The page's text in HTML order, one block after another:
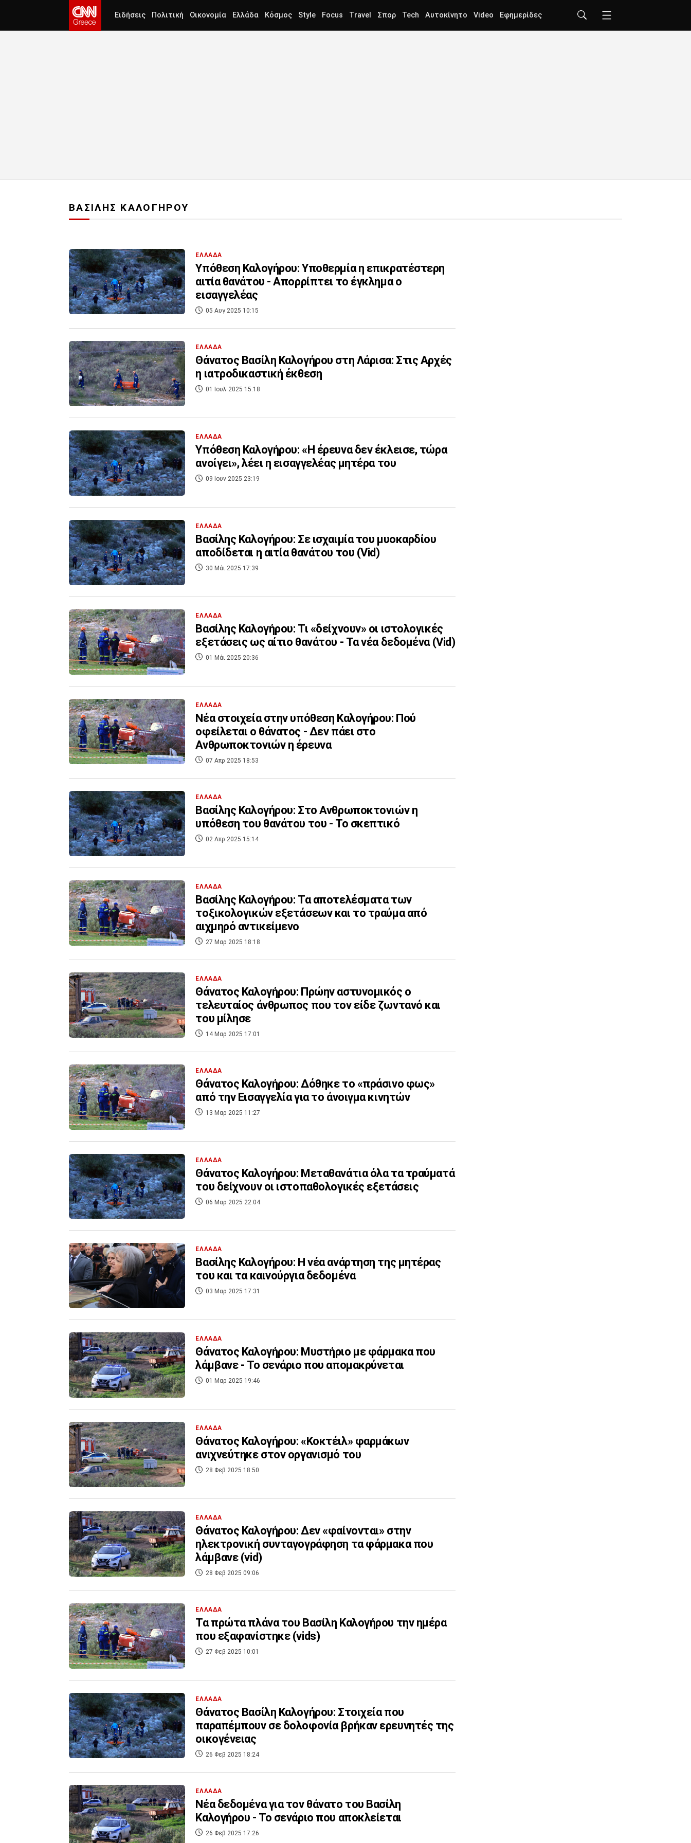
Ειδήσεις Πολιτική Οικονομία Ελλάδα Κόσμος Style Focus Travel Σπορ Tech Αυτοκίνητο Video Εφημερίδες
ΒΑΣΙΛΗΣ ΚΑΛΟΓΗΡΟΥ
ΕΛΛΑΔΑ
Υπόθεση Καλογήρου: Υποθερμία η επικρατέστερη
αιτία θανάτου - Απορρίπτει το έγκλημα ο
εισαγγελέας
05 Αυγ 2025 10:15
ΕΛΛΑΔΑ
Θάνατος Βασίλη Καλογήρου στη Λάρισα: Στις Αρχές
η ιατροδικαστική έκθεση
01 Ιουλ 2025 15:18
ΕΛΛΑΔΑ
Υπόθεση Καλογήρου: «Η έρευνα δεν έκλεισε, τώρα
ανοίγει», λέει η εισαγγελέας μητέρα του
09 Ιουν 2025 23:19
ΕΛΛΑΔΑ
Βασίλης Καλογήρου: Σε ισχαιμία του μυοκαρδίου
αποδίδεται η αιτία θανάτου του (Vid)
30 Μάι 2025 17:39
ΕΛΛΑΔΑ
Βασίλης Καλογήρου: Τι «δείχνουν» οι ιστολογικές
εξετάσεις ως αίτιο θανάτου - Τα νέα δεδομένα (Vid)
01 Μάι 2025 20:36
ΕΛΛΑΔΑ
Νέα στοιχεία στην υπόθεση Καλογήρου: Πού
οφείλεται ο θάνατος - Δεν πάει στο
Ανθρωποκτονιών η έρευνα
07 Απρ 2025 18:53
ΕΛΛΑΔΑ
Βασίλης Καλογήρου: Στο Ανθρωποκτονιών η
υπόθεση του θανάτου του - Το σκεπτικό
02 Απρ 2025 15:14
ΕΛΛΑΔΑ
Βασίλης Καλογήρου: Τα αποτελέσματα των
τοξικολογικών εξετάσεων και το τραύμα από
αιχμηρό αντικείμενο
27 Μαρ 2025 18:18
ΕΛΛΑΔΑ
Θάνατος Καλογήρου: Πρώην αστυνομικός ο
τελευταίος άνθρωπος που τον είδε ζωντανό και
του μίλησε
14 Μαρ 2025 17:01
ΕΛΛΑΔΑ
Θάνατος Καλογήρου: Δόθηκε το «πράσινο φως»
από την Εισαγγελία για το άνοιγμα κινητών
13 Μαρ 2025 11:27
ΕΛΛΑΔΑ
Θάνατος Καλογήρου: Μεταθανάτια όλα τα τραύματά
του δείχνουν οι ιστοπαθολογικές εξετάσεις
06 Μαρ 2025 22:04
ΕΛΛΑΔΑ
Βασίλης Καλογήρου: Η νέα ανάρτηση της μητέρας
του και τα καινούργια δεδομένα
03 Μαρ 2025 17:31
ΕΛΛΑΔΑ
Θάνατος Καλογήρου: Μυστήριο με φάρμακα που
λάμβανε - Το σενάριο που απομακρύνεται
01 Μαρ 2025 19:46
ΕΛΛΑΔΑ
Θάνατος Καλογήρου: «Κοκτέιλ» φαρμάκων
ανιχνεύτηκε στον οργανισμό του
28 Φεβ 2025 18:50
ΕΛΛΑΔΑ
Θάνατος Καλογήρου: Δεν «φαίνονται» στην
ηλεκτρονική συνταγογράφηση τα φάρμακα που
λάμβανε (vid)
28 Φεβ 2025 09:06
ΕΛΛΑΔΑ
Τα πρώτα πλάνα του Βασίλη Καλογήρου την ημέρα
που εξαφανίστηκε (vids)
27 Φεβ 2025 10:01
ΕΛΛΑΔΑ
Θάνατος Βασίλη Καλογήρου: Στοιχεία που
παραπέμπουν σε δολοφονία βρήκαν ερευνητές της
οικογένειας
26 Φεβ 2025 18:24
ΕΛΛΑΔΑ
Νέα δεδομένα για τον θάνατο του Βασίλη
Καλογήρου - Το σενάριο που αποκλείεται
26 Φεβ 2025 17:26